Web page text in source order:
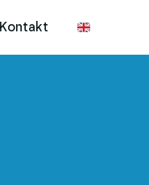
Kontakt